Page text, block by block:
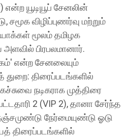
என்ற யூடியூப் சேனலின்
விழிப்புணர்வு மற்றும்
மூலம் தமிழக
அளவில் பிரபலமானார்.
என்ற சேனலையும்
திரைப்படங்களில்
நடிகராக முத்திரை
2 (VIP 2), தானா சேர்ந்த
நேர்மையுண்டு ஓடு
திரைப்படங்களில்